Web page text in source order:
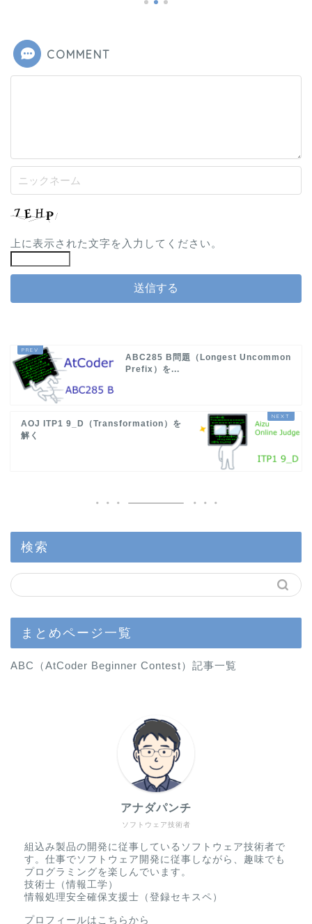
COMMENT
上に表示された文字を入力してください。
ABC285 B問題（Longest Uncommon
Prefix）を...
AOJ ITP1 9_D（Transformation）を
解く
検索
まとめページ一覧
ABC（AtCoder Beginner Contest）記事一覧
ソフトウェア技術者
アナダパンチ
組込み製品の開発に従事しているソフトウェア技術者で
す。仕事でソフトウェア開発に従事しながら、趣味でも
プログラミングを楽しんでいます。
技術士（情報工学）
情報処理安全確保支援士（登録セキスペ）
プロフィールはこちらから